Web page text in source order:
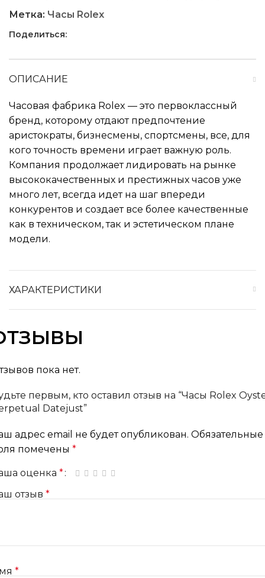
Метка: Часы Rolex
Поделиться:
ОПИСАНИЕ
Часовая фабрика Rolex — это первоклассный
бренд, которому отдают предпочтение
аристократы, бизнесмены, спортсмены, все, для
кого точность времени играет важную роль.
Компания продолжает лидировать на рынке
высококачественных и престижных часов уже
много лет, всегда идет на шаг впереди
конкурентов и создает все более качественные
как в техническом, так и эстетическом плане
модели.
ХАРАКТЕРИСТИКИ
пока нет.
первым, кто оставил отзыв на “Часы Rolex
Datejust”
адрес email не будет опубликован. Обязательные
помечены *
оценка * 1 из 5 звёзд
2 из 5 звёзд
3 из 5 звёзд
4 из 5 звёзд
отзыв *
*